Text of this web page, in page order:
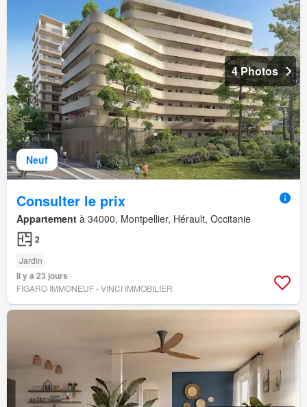
Neuf
4 Photos
Consulter le prix
Appartement à 34000, Montpellier, Hérault, Occitanie
2
Jardin
Il y a 23 jours
FIGARO IMMONEUF - VINCI IMMOBILIER